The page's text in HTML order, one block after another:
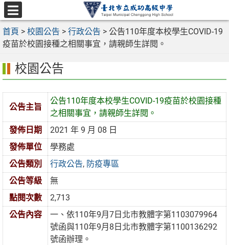
跳
至
主
要
區
選
單
首頁 > 校園公告 > 行政公告 > 公告110年度本校學生COVID-19
疫苗於校園接種之相關事宜，請親師生詳閱。
校園公告
公告主旨
公告110年度本校學生COVID-19疫苗於校園接種
之相關事宜，請親師生詳閱。
發佈日期
2021 年 9 月 08 日
發佈單位
學務處
公告類別
行政公告, 防疫專區
公告等級
無
點閱次數
2,713
公告內容
一、依110年9月7日北市教體字第1103079964
號函與110年9月8日北市教體字第1100136292
號函辦理。